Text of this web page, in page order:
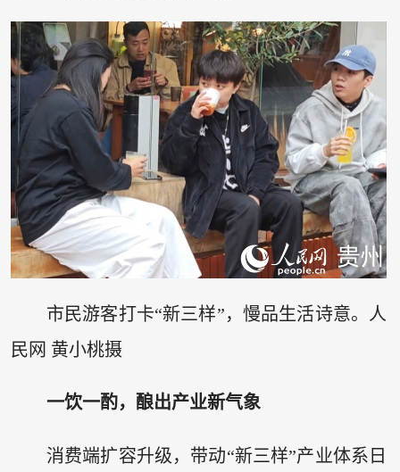
市民游客打卡“新三样”，慢品生活诗意。人
民网 黄小桃摄
一饮一酌，酿出产业新气象
消费端扩容升级，带动“新三样”产业体系日